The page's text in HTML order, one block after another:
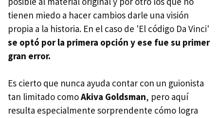
tienen miedo a hacer cambios darle una visión
propia a la historia. En el caso de 'El código Da Vinci'
se optó por la primera opción y ese fue su primer
gran error.
Es cierto que nunca ayuda contar con un guionista
tan limitado comoAkiva Goldsman, pero aquí
resulta especialmente sorprendente cómo logra